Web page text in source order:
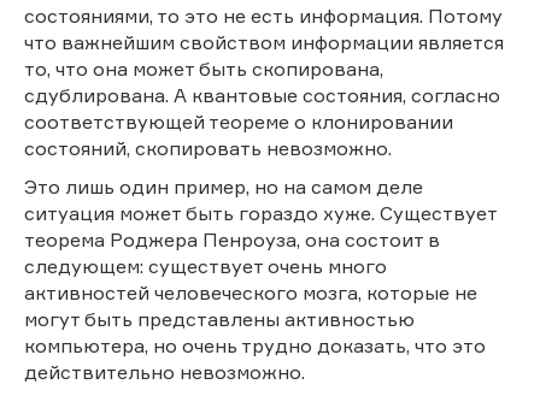
состояниями, то это не есть информация. Потому
что важнейшим свойством информации является
то, что она может быть скопирована,
сдублирована. А квантовые состояния, согласно
соответствующей теореме о клонировании
состояний, скопировать невозможно.
Это лишь один пример, но на самом деле
ситуация может быть гораздо хуже. Существует
теорема Роджера Пенроуза, она состоит в
следующем: существует очень много
активностей человеческого мозга, которые не
могут быть представлены активностью
компьютера, но очень трудно доказать, что это
действительно невозможно.